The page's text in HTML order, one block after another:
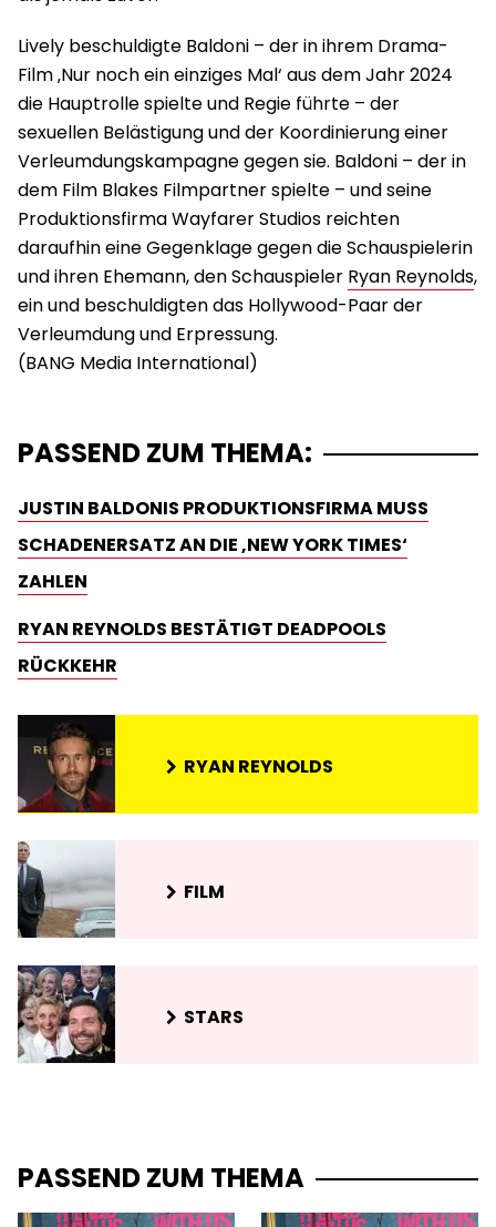
Lively beschuldigte Baldoni – der in ihrem Drama-
Film ‚Nur noch ein einziges Mal‘ aus dem Jahr 2024
die Hauptrolle spielte und Regie führte – der
sexuellen Belästigung und der Koordinierung einer
Verleumdungskampagne gegen sie. Baldoni – der in
dem Film Blakes Filmpartner spielte – und seine
Produktionsfirma Wayfarer Studios reichten
daraufhin eine Gegenklage gegen die Schauspielerin
und ihren Ehemann, den Schauspieler Ryan Reynolds,
ein und beschuldigten das Hollywood-Paar der
Verleumdung und Erpressung.
PASSEND ZUM THEMA:
JUSTIN BALDONIS PRODUKTIONSFIRMA MUSS
SCHADENERSATZ AN DIE ‚NEW YORK TIMES‘
ZAHLEN
RYAN REYNOLDS BESTÄTIGT DEADPOOLS
RÜCKKEHR
RYAN REYNOLDS
FILM
STARS
PASSEND ZUM THEMA